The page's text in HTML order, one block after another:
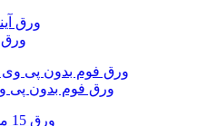
ورق
ورق فوم بدون پی وی سی 1